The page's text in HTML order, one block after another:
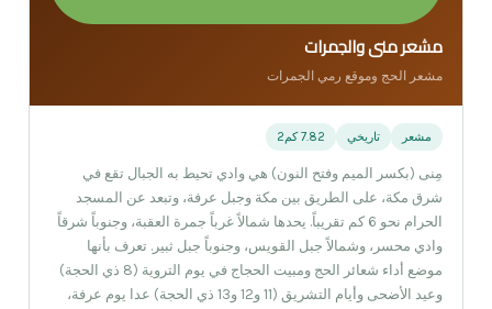
مشعر منى والجمرات
مشعر الحج وموقع رمي الجمرات
مشعر تاريخي 7.82 كم2
مِنى (بكسر الميم وفتح النون) هي وادي تحيط به الجبال تقع في
شرق مكة، على الطريق بين مكة وجبل عرفة، وتبعد عن المسجد
الحرام نحو 6 كم تقريباً. يحدها شمالاً غرباً جمرة العقبة، وجنوباً شرقاً
وادي محسر، وشمالاً جبل القويس، وجنوباً جبل ثبير. تعرف بأنها
موضع أداء شعائر الحج ومبيت الحجاج في يوم التروية (8 ذي الحجة)
وعيد الأضحى وأيام التشريق (11 و12 و13 ذي الحجة) عدا يوم عرفة،